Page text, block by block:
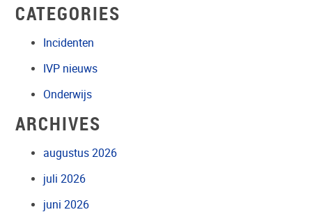
CATEGORIES
Incidenten
IVP nieuws
Onderwijs
ARCHIVES
augustus 2026
juli 2026
juni 2026